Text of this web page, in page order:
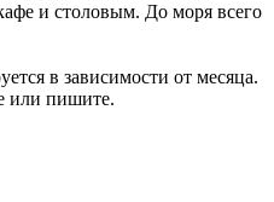
и столовым. До моря всего
в зависимости от месяца.
или пишите.